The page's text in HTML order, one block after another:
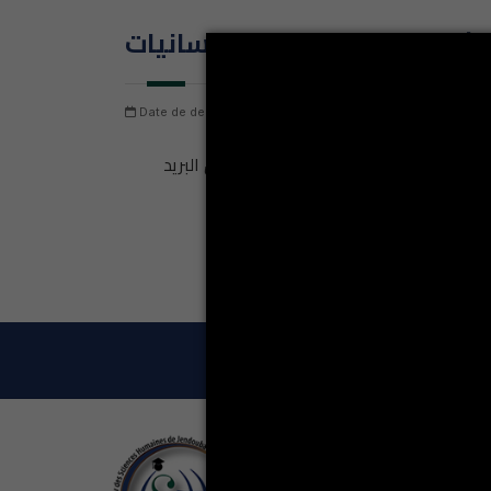
فرنسية - الآداب و الإنسانيات
Date de dernière mise à jour: dimanche 9 août 2026
الطلبة الواردة أسماءهم بهذه القائمة مدعوين لارسال ملفاتهم كاملة الوثائق المطلوبة الى ادارة المعهد في أجل أقصاه01 سبتمبر 2025(ترسل الملفات عن طريق البريد